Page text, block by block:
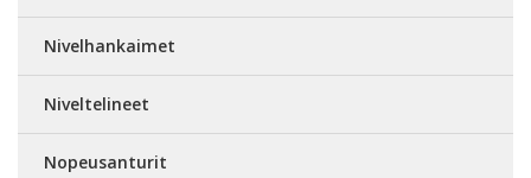
Nivelhankaimet
Niveltelineet
Nopeusanturit